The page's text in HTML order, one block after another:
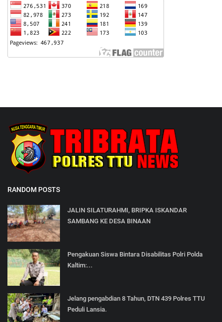
RANDOM POSTS
JALIN SILATURAHMI, BRIPKA ISKANDAR
SAMBANG KE DESA BINAAN
Pengakuan Siswa Bintara Disabilitas Polri Polda
Kaltim:...
Jelang pengabdian 8 Tahun, DTN 439 Polres TTU
Peduli Lansia.